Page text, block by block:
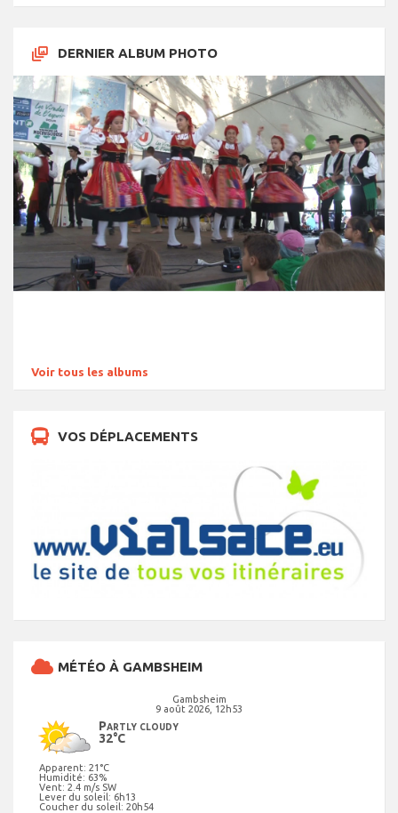
DERNIER ALBUM PHOTO
Voir tous les albums
VOS DÉPLACEMENTS
MÉTÉO À GAMBSHEIM
Gambsheim
9 août 2026, 12h53
Partly cloudy
32°C
Apparent: 21°C
Humidité: 63%
Vent: 2.4 m/s SW
Lever du soleil: 6h13
Coucher du soleil: 20h54